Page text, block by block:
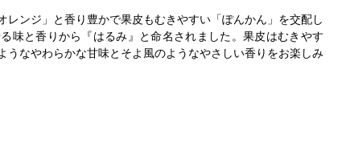
レンジ」と香り豊かで果皮もむきやすい「ぽんかん」を交配し
味と香りから『はるみ』と命名されました。果皮はむきやす
うなやわらかな甘味とそよ風のようなやさしい香りをお楽しみ